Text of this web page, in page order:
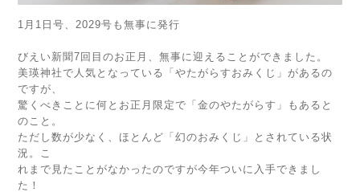
1月1日号、2029号も無事に発行
びえい新聞7回目のお正月、無事に迎えることができました。
美瑛神社で人気となっている「やたがらすおみくじ」があるの
ですが、
驚くべきことに何とお正月限定で「金のやたがらす」もあると
のこと。
ただし数が少なく、ほとんど「幻のおみくじ」とされている状
況。こ
れまで見たことがなかったのですが今年ついに入手できまし
た！